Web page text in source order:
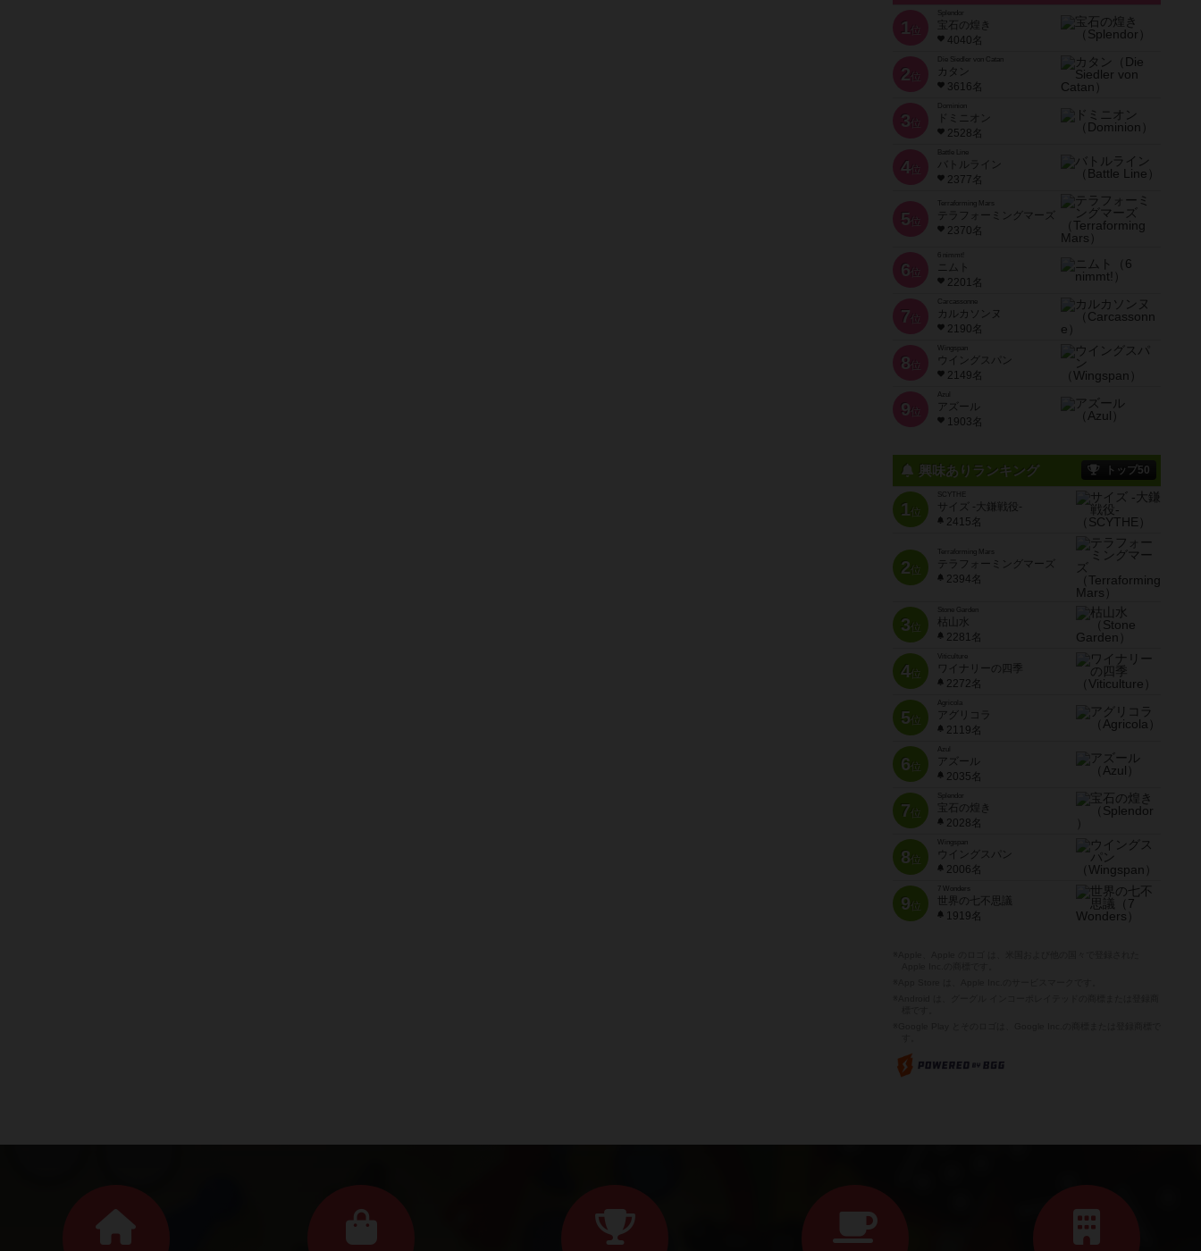
1 位
宝石の煌き
4040名
2 位
Die Siedler von Catan
カタン
3616名
3 位
ドミニオン
2528名
4位
Battle Line
バトルライン
2377名
5 位
Terraforming Mars
テラフォーミングマーズ
2370名
6 位
ニムト
2201名
7 位
Carcassonne
カルカソンヌ
2190名
8 位
Wingspan
ウイングスパン
2149名
9 位
Azul
アズール
1903名
興味ありランキング トップ50
1位
SCYTHE
サイズ -大鎌戦役-
2415名
2位
Terraforming Mars
テラフォーミングマーズ
2394名
3位
Stone Garden
枯山水
2281名
4位
Viticulture
ワイナリーの四季
2272名
5位
Agricola
アグリコラ
2119名
6位
Azul
アズール
2035名
7位
宝石の煌き
2028名
8位
Wingspan
ウイングスパン
2006名
9位
7 Wonders
世界の七不思議
1919名